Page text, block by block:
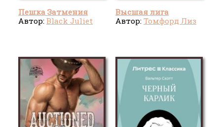
Пешка Затмения
Автор: Black Juliet
Высшая лига
Автор: Томфорд Лиз